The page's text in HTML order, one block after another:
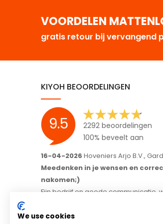
VOORDELEN
gratis retour bij vervangend
KIYOH BEOORDELINGEN
9.5
2292 beoordelingen
100% beveelt aan
16-04-2026 Hoveniers Arjo B.V.,
Meedenken in je wensen en
nakomen;)
Fijn bedrijf en goede communicatie,
We use cookies